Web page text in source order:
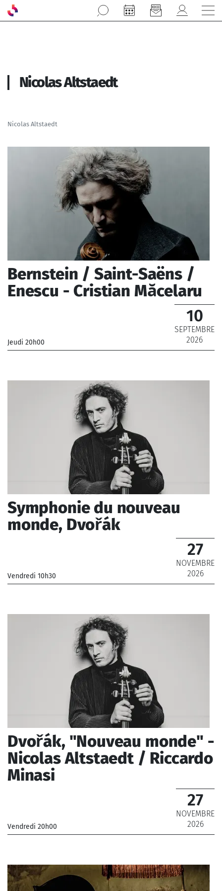
Aller au contenu principal
Nicolas Altstaedt
Nicolas Altstaedt
Bernstein / Saint-Saëns /
Enescu - Cristian Măcelaru
Jeudi 20h00
10
SEPTEMBRE
2026
_ De 12 € à 69 €
Symphonie du nouveau
monde, Dvořák
Vendredi 10h30
27
NOVEMBRE
2026
Dvořák, "Nouveau monde" -
Nicolas Altstaedt / Riccardo
Minasi
Vendredi 20h00
27
NOVEMBRE
2026